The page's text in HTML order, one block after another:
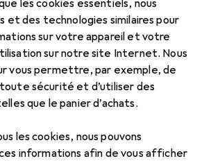
les cookies essentiels, nous
et des technologies similaires pour
sur votre appareil et votre
sur notre site Internet. Nous
vous permettre, par exemple, de
sécurité et d’utiliser des
que le panier d’achats.
les cookies, nous pouvons
informations afin de vous afficher